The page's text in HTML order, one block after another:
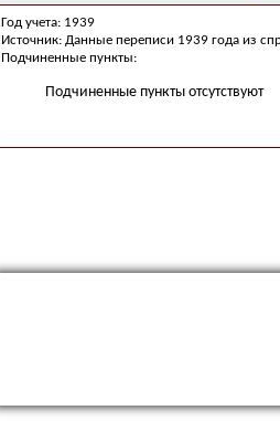
Год учета: 1939
Источник: Данные переписи 1939 года из
Подчиненные пункты:
Подчиненные пункты отсутствуют